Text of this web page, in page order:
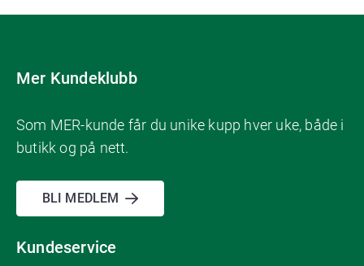
Mer Kundeklubb
Som MER-kunde får du unike kupp hver uke, både i
butikk og på nett.
BLI MEDLEM
Kundeservice